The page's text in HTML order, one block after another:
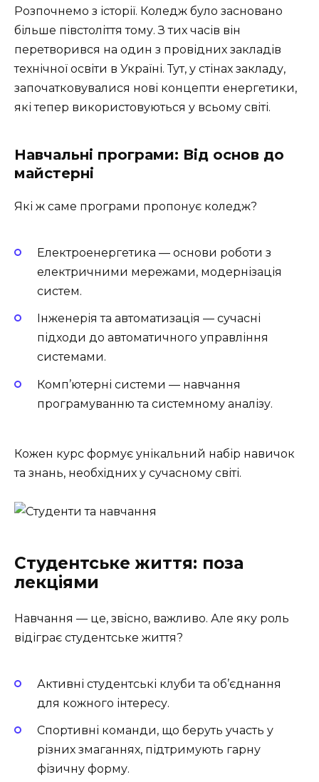
Розпочнемо з історії. Коледж було засновано
більше півстоліття тому. З тих часів він
перетворився на один з провідних закладів
технічної освіти в Україні. Тут, у стінах закладу,
започатковувалися нові концепти енергетики,
які тепер використовуються у всьому світі.
Навчальні програми: Від основ до
майстерні
Які ж саме програми пропонує коледж?
Електроенергетика — основи роботи з
електричними мережами, модернізація
систем.
Інженерія та автоматизація — сучасні
підходи до автоматичного управління
системами.
Комп’ютерні системи — навчання
програмуванню та системному аналізу.
Кожен курс формує унікальний набір навичок
та знань, необхідних у сучасному світі.
Студентське життя: поза
лекціями
Навчання — це, звісно, важливо. Але яку роль
відіграє студентське життя?
Активні студентські клуби та об’єднання
для кожного інтересу.
Спортивні команди, що беруть участь у
різних змаганнях, підтримують гарну
фізичну форму.